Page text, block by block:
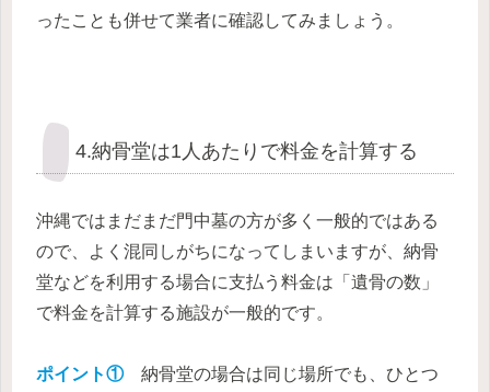
ったことも併せて業者に確認してみましょう。
4.納骨堂は1人あたりで料金を計算する
沖縄ではまだまだ門中墓の方が多く一般的ではある
ので、よく混同しがちになってしまいますが、納骨
堂などを利用する場合に支払う料金は「遺骨の数」
で料金を計算する施設が一般的です。
ポイント①納骨堂の場合は同じ場所でも、ひとつ